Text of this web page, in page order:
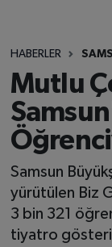
HABERLER
Mutlu
Samsun
yürütülen Biz
3 bin 321
tiyatro
SAĞLIK
SPOR
EKONOMİ
Tüm
Son
Haber